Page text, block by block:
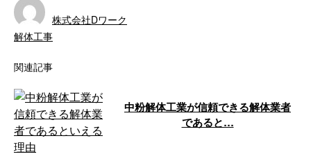
株式会社Dワーク
解体工事
関連記事
中粉解体工業が信頼できる解体業者
であると…